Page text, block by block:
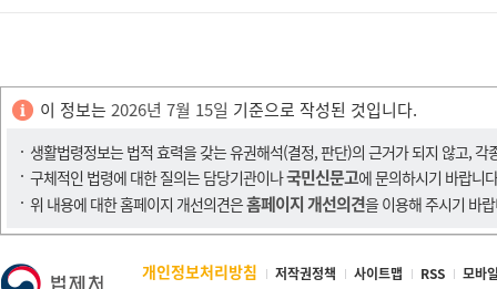
이 정보는 2026년 7월 15일 기준으로 작성된 것입니다.
생활법령정보는 법적 효력을 갖는 유권해석(결정, 판단)의 근거가 되지 않고,
구체적인 법령에 대한 질의는 담당기관이나국민신문고에 문의하시기 바랍니
위 내용에 대한 홈페이지 개선의견은홈페이지 개선의견을 이용해 주시기 바
개인정보처리방침 저작권정책 사이트맵 RSS 모바